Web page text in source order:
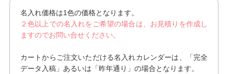
名入れ価格は1色の価格となります。
２色以上での名入れをご希望の場合は、お見積りを作成し
ますのでお問い合せください。
カートからご注文いただける名入れカレンダーは、「完全
データ入稿」あるいは「昨年通り」の場合となります。